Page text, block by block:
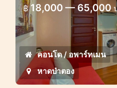
฿ 18,000 — 65,000
คอนโด / อพาร์ทเมน
หาดป่าตอง